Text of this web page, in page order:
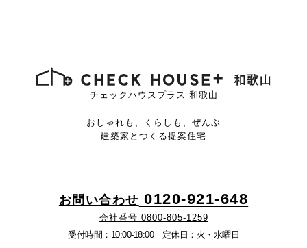
チェックハウスプラス 和歌山
おしゃれも、くらしも、ぜんぶ
建築家とつくる提案住宅
お問い合わせ 0120-921-648
会社番号 0800-805-1259
受付時間：10:00-18:00 定休日：火・水曜日